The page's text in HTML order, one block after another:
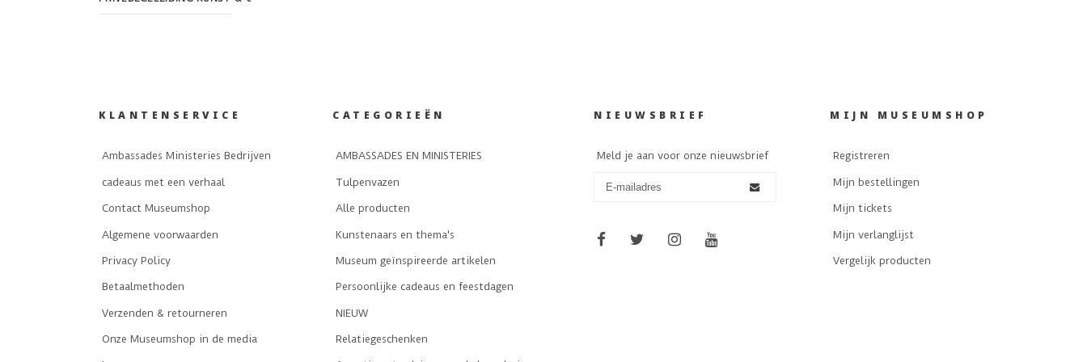
KLANTENSERVICE
Ambassades Ministeries Bedrijven
cadeaus met een verhaal
Contact Museumshop
Algemene voorwaarden
Privacy Policy
Betaalmethoden
Verzenden & retourneren
Onze Museumshop in de media
CATEGORIEËN
AMBASSADES EN MINISTERIES
Tulpenvazen
Alle producten
Kunstenaars en thema's
Museum geïnspireerde artikelen
Persoonlijke cadeaus en feestdagen
NIEUW
Relatiegeschenken
NIEUWSBRIEF
Meld je aan voor onze nieuwsbrief
MIJN MUSEUMSHOP
Registreren
Mijn bestellingen
Mijn tickets
Mijn verlanglijst
Vergelijk producten